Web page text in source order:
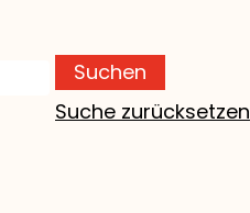
Suchen
Suche zurücksetzen